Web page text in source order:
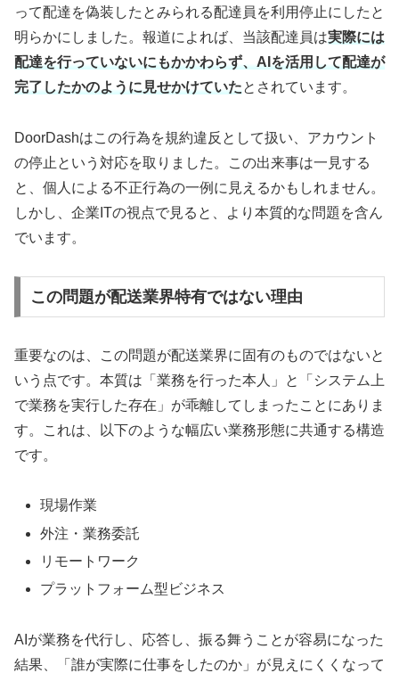
って配達を偽装したとみられる配達員を利用停止にしたと
明らかにしました。報道によれば、当該配達員は実際には
配達を行っていないにもかかわらず、AIを活用して配達が
完了したかのように見せかけていたとされています。
DoorDashはこの行為を規約違反として扱い、アカウント
の停止という対応を取りました。この出来事は一見する
と、個人による不正行為の一例に見えるかもしれません。
しかし、企業ITの視点で見ると、より本質的な問題を含ん
でいます。
この問題が配送業界特有ではない理由
重要なのは、この問題が配送業界に固有のものではないと
いう点です。本質は「業務を行った本人」と「システム上
で業務を実行した存在」が乖離してしまったことにありま
す。これは、以下のような幅広い業務形態に共通する構造
です。
現場作業
外注・業務委託
リモートワーク
プラットフォーム型ビジネス
AIが業務を代行し、応答し、振る舞うことが容易になった
結果、「誰が実際に仕事をしたのか」が見えにくくなって